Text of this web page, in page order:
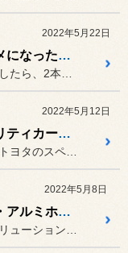
2022年5月22日
タイヤが１シーズンでダメになったというので
2022年5月12日
ちょっとナツいスペシャリティカー MR-S
2022年5月8日
ランエボワゴンのタイヤ・アルミホイールを新調